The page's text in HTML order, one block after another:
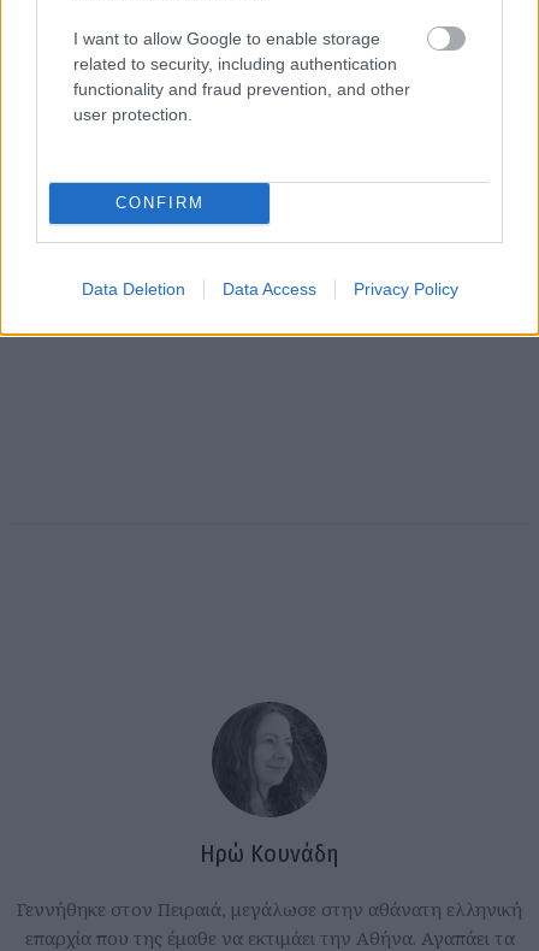
I want to allow Google to enable storage
related to security, including authentication
functionality and fraud prevention, and other
user protection.
CONFIRM
Data Deletion Data Access Privacy Policy
Ηρώ Κουνάδη
Γεννήθηκε στον Πειραιά, μεγάλωσε στην αθάνατη ελληνική
επαρχία που της έμαθε να εκτιμάει την Αθήνα. Αγαπάει τα